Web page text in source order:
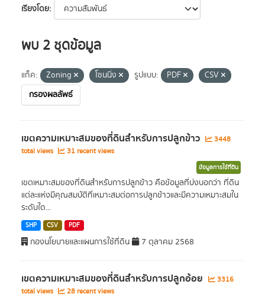
เรียงโดย
พบ 2 ชุดข้อมูล
แท็ค: Zoning โซนนิ่ง รูปแบบ: PDF
CSV
กรองผลลัพธ์
เขตความเหมาะสมของที่ดินสำหรับการปลูกข้าว
3448
total views
31 recent views
ข้อมูลการใช้ที่ดิน
เขตเหมาะสมของที่ดินสำหรับการปลูกข้าว คือข้อมูลที่บ่งบอกว่า ที่ดิน
แต่ละแห่งมีคุณสมบัติที่เหมาะสมต่อการปลูกข้าวและมีความเหมาะสมใน
ระดับใด...
SHP CSV PDF
กองนโยบายและแผนการใช้ที่ดิน 7 ตุลาคม 2568
เขตความเหมาะสมของที่ดินสำหรับการปลูกอ้อย
3316
total views
28 recent views